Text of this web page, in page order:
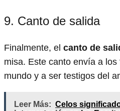
9. Canto de salida
Finalmente, el canto de
misa. Este canto envía a los
mundo y a ser testigos del
Leer Más: Celos